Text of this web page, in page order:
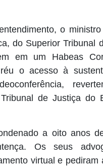
o
do Superior Tribunal
em um Habeas
o acesso à
de Justiça do
a oito anos
Os seus
virtual e pediram